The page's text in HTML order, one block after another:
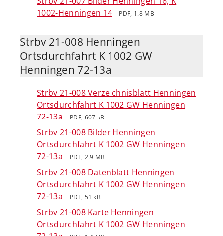
1002-Henningen 14
PDF, 1.8 MB
Strbv 21-008 Henningen
Ortsdurchfahrt K 1002 GW
Henningen 72-13a
Strbv 21-008 Verzeichnisblatt Henningen
Ortsdurchfahrt K 1002 GW Henningen
72-13a
PDF, 607 kB
Strbv 21-008 Bilder Henningen
Ortsdurchfahrt K 1002 GW Henningen
72-13a
PDF, 2.9 MB
Strbv 21-008 Datenblatt Henningen
Ortsdurchfahrt K 1002 GW Henningen
72-13a
PDF, 51 kB
Strbv 21-008 Karte Henningen
Ortsdurchfahrt K 1002 GW Henningen